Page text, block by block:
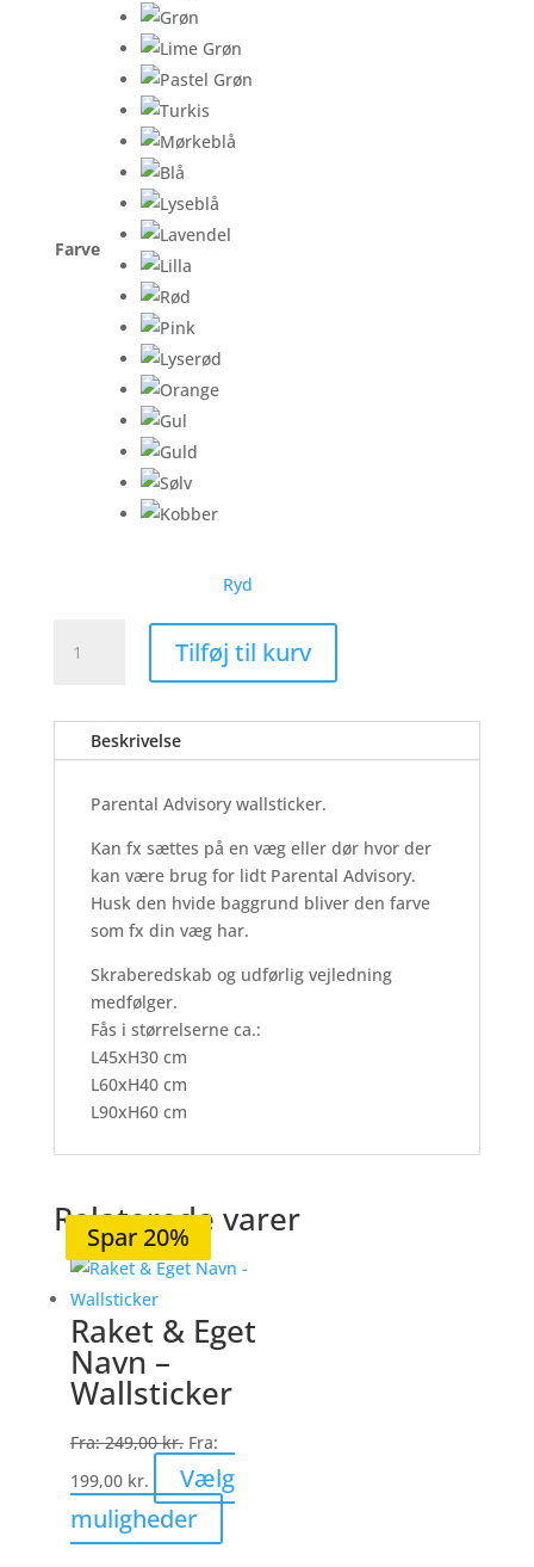
Farve
Ryd
Tilføj til kurv
Beskrivelse
Parental Advisory wallsticker.
Kan fx sættes på en væg eller dør hvor der
kan være brug for lidt Parental Advisory.
Husk den hvide baggrund bliver den farve
som fx din væg har.
Skraberedskab og udførlig vejledning
medfølger.
Fås i størrelserne ca.:
L45xH30 cm
L60xH40 cm
L90xH60 cm
Relaterede varer
Spar 21%
Raket & Eget
Navn –
Wallsticker
Fra:249,00kr. Fra:
199,00 kr.
Vælg
muligheder
vare
Spar 21%
Spar 20%
Spar 20%
Spar 20%